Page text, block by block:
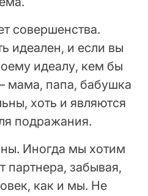
совершенства.
идеален, и если вы
идеалу, кем бы
мама, папа, бабушка
хоть и являются
подражания.
Иногда мы хотим
партнера, забывая,
как и мы. Не